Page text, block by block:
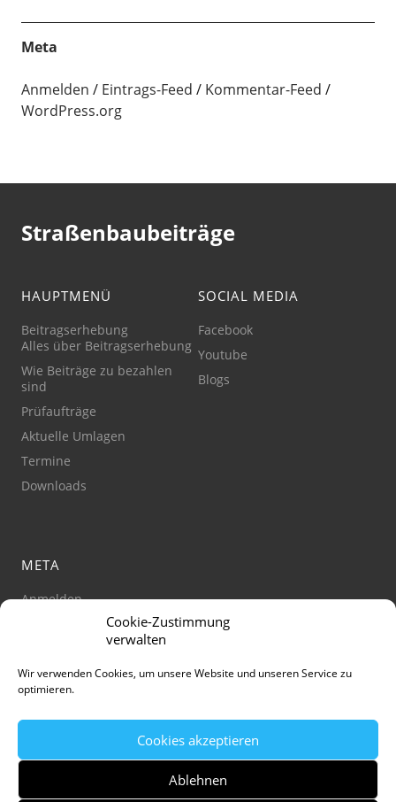
Cookie-Zustimmung
verwalten
Wir verwenden Cookies, um unsere Website und unseren Service zu
optimieren.
Cookies akzeptieren
Ablehnen
Meta
Anmelden Eintrags-Feed
Kommentar-Feed
WordPress.org
Straßenbaubeiträge
HAUPTMENÜ
Beitragserhebung
Alles über Beitragserhebung
Wie Beiträge zu bezahlen
sind
Prüfaufträge
Aktuelle Umlagen
Termine
Downloads
SOCIAL MEDIA
Facebook
Youtube
Blogs
META
Anmelden
Barrierefreiheit
Cookie-Richtlinie